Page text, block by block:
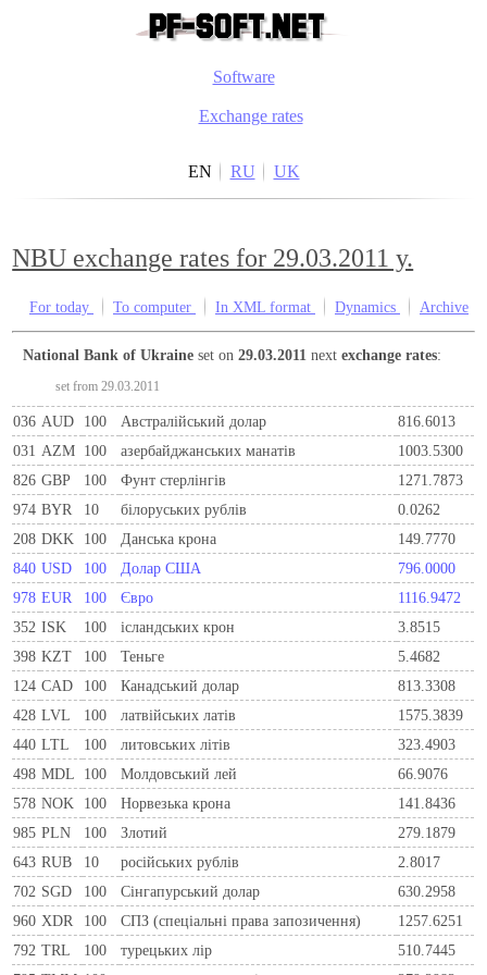
Software
Exchange rates
EN RU UK
NBU exchange rates for 29.03.2011 y.
For today To computer In XML format Dynamics Archive
National Bank of Ukraine set on29.03.2011 nextexchange rates:
set from 29.03.2011
036 AUD 100 Австралійський долар
816.6013
031 AZM 100 азербайджанських манатів
1003.5300
826 GBP 100 Фунт стерлінгів
1271.7873
974 BYR 10 білоруських рублів
0.0262
208 DKK 100 Данська крона
149.7770
840 USD 100 Долар США
796.0000
978 EUR 100 Євро
1116.9472
352 ISK 100 ісландських крон
3.8515
398 KZT 100 Теньге
5.4682
124 CAD 100 Канадський долар
813.3308
428 LVL 100 латвійських латів
1575.3839
440 LTL 100 литовських літів
323.4903
498 MDL 100 Молдовський лей
66.9076
578 NOK 100 Норвезька крона
141.8436
985 PLN 100 Злотий
279.1879
643 RUB 10 російських рублів
2.8017
702 SGD 100 Сінгапурський долар
630.2958
960 XDR 100 СПЗ (спеціальні права запозичення)
1257.6251
792 TRL 100 турецьких лір
510.7445